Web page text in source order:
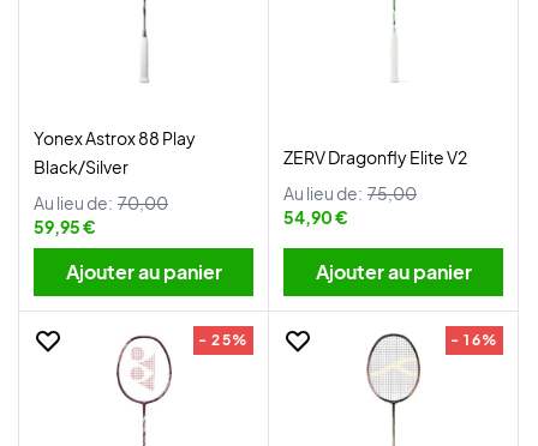
Yonex Astrox 88 Play
Black/Silver
Au lieu de: 70,00
59,95 €
Ajouter au panier
ZERV Dragonfly Elite V2
Au lieu de: 75,00
54,90 €
Ajouter au panier
- 25% - 16%